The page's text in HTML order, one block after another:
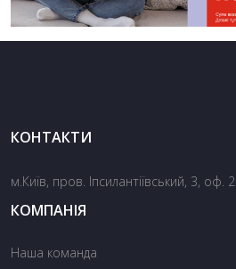
КОНТАКТИ
м.Київ, пров. Іпсилантіївський, 3, оф. 2
КОМПАНІЯ
Наша команда